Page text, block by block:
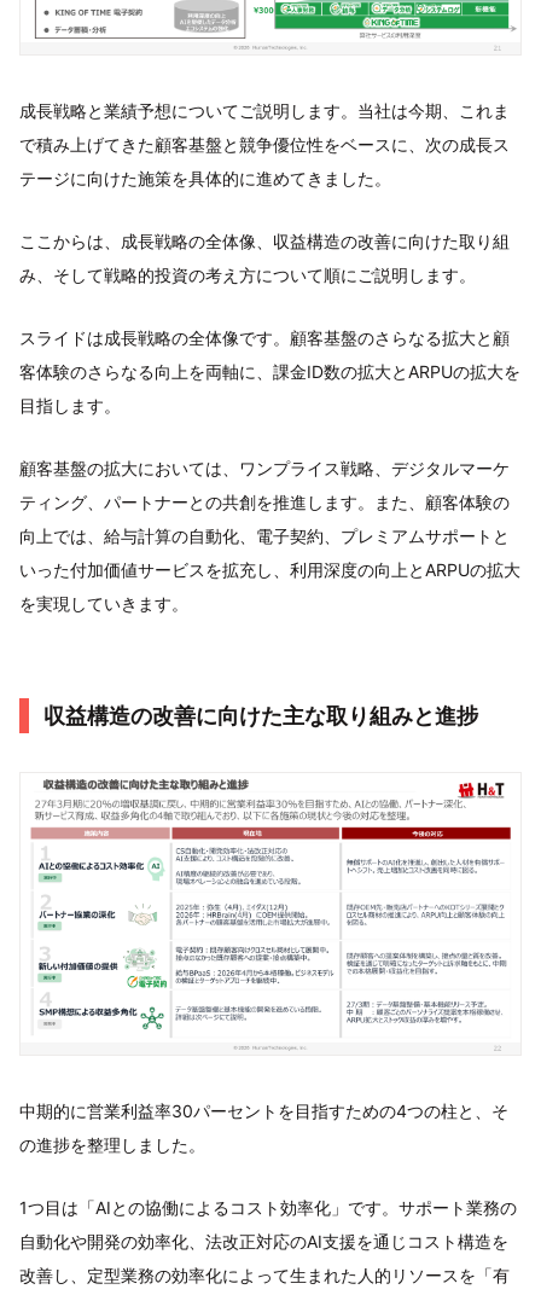
成長戦略と業績予想についてご説明します。当社は今期、これま
で積み上げてきた顧客基盤と競争優位性をベースに、次の成長ス
テージに向けた施策を具体的に進めてきました。
ここからは、成長戦略の全体像、収益構造の改善に向けた取り組
み、そして戦略的投資の考え方について順にご説明します。
スライドは成長戦略の全体像です。顧客基盤のさらなる拡大と顧
客体験のさらなる向上を両軸に、課金ID数の拡大とARPUの拡大を
目指します。
顧客基盤の拡大においては、ワンプライス戦略、デジタルマーケ
ティング、パートナーとの共創を推進します。また、顧客体験の
向上では、給与計算の自動化、電子契約、プレミアムサポートと
いった付加価値サービスを拡充し、利用深度の向上とARPUの拡大
を実現していきます。
収益構造の改善に向けた主な取り組みと進捗
中期的に営業利益率30パーセントを目指すための4つの柱と、そ
の進捗を整理しました。
1つ目は「AIとの協働によるコスト効率化」です。サポート業務の
自動化や開発の効率化、法改正対応のAI支援を通じコスト構造を
改善し、定型業務の効率化によって生まれた人的リソースを「有